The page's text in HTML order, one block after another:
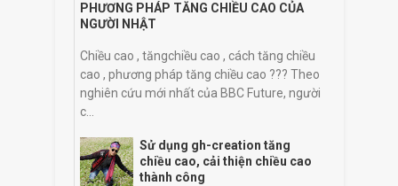
PHƯƠNG PHÁP TĂNG CHIỀU CAO CỦA
NGƯỜI NHẬT
Chiều cao , tăngchiều cao , cách tăng chiều
cao , phương pháp tăng chiều cao ??? Theo
nghiên cứu mới nhất của BBC Future, người
c...
Sử dụng gh-creation tăng
chiều cao, cải thiện chiều cao
thành công